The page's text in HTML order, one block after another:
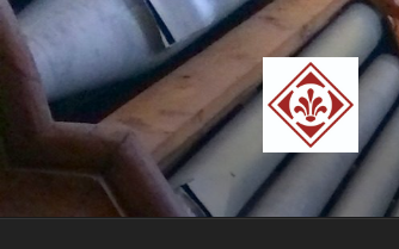
Aller
au
contenu
principal